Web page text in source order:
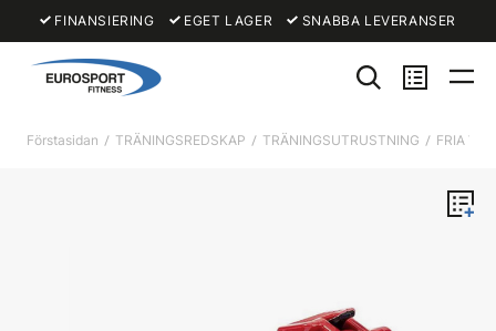
FINANSIERING EGET LAGER SNABBA LEVERANSER
Förstasidan TRÄNINGSREDSKAP TRÄNINGSUTRUSTNING FRIA